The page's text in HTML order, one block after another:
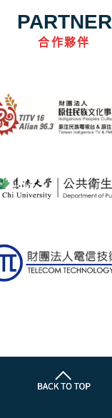
PARTNER
合作夥伴